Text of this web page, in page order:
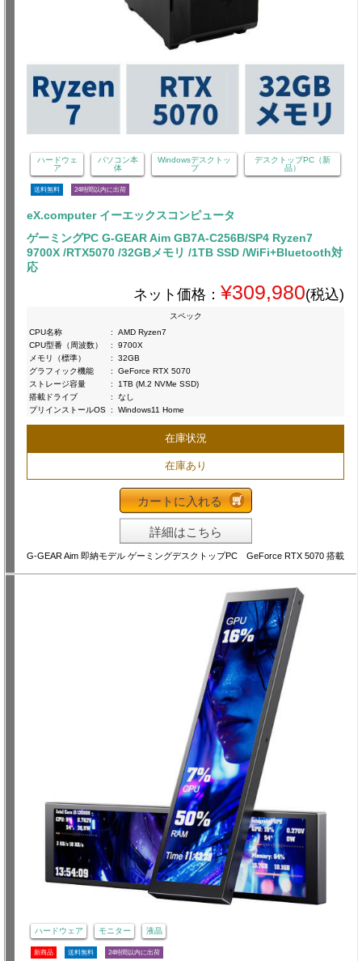
ハードウェ
ア
パソコン本
体
Windowsデスクトッ
プ
デスクトップPC（新
品）
送料無料 24時間以内に出荷
eX.computer イーエックスコンピュータ
ゲーミングPC G-GEAR Aim GB7A-C256B/SP4 Ryzen7
9700X /RTX5070 /32GBメモリ /1TB SSD /WiFi+Bluetooth対
応
ネット価格： ¥309,980(税込)
スペック
CPU名称
:
AMD Ryzen7
CPU型番（周波数）
:
9700X
メモリ（標準）
:
32GB
グラフィック機能
:
GeForce RTX 5070
ストレージ容量
:
1TB (M.2 NVMe SSD)
搭載ドライブ
:
なし
プリインストールOS : Windows11 Home
在庫状況
在庫あり
カートに入れる
詳細はこちら
G-GEAR Aim 即納モデル ゲーミングデスクトップPC GeForce RTX 5070 搭載
ハードウェア モニター 液晶
新商品 送料無料 24時間以内に出荷